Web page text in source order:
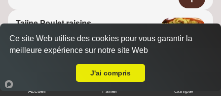
Tajine Poulet raisins
Dès18.90 €
Accueil Panier Compte
Ce site Web utilise des cookies pour vous garantir la
meilleure expérience sur notre site Web
J'ai compris